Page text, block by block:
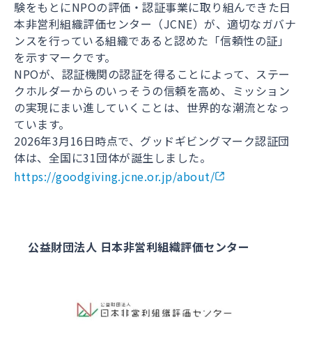
験をもとにNPOの評価・認証事業に取り組んできた日
本非営利組織評価センター（JCNE）が、適切なガバナ
ンスを行っている組織であると認めた「信頼性の証」
を示すマークです。
NPOが、認証機関の認証を得ることによって、ステー
クホルダーからのいっそうの信頼を高め、ミッション
の実現にまい進していくことは、世界的な潮流となっ
ています。
2026年3月16日時点で、グッドギビングマーク認証団
体は、全国に31団体が誕生しました。
https://goodgiving.jcne.or.jp/about/
公益財団法人 日本非営利組織評価センター